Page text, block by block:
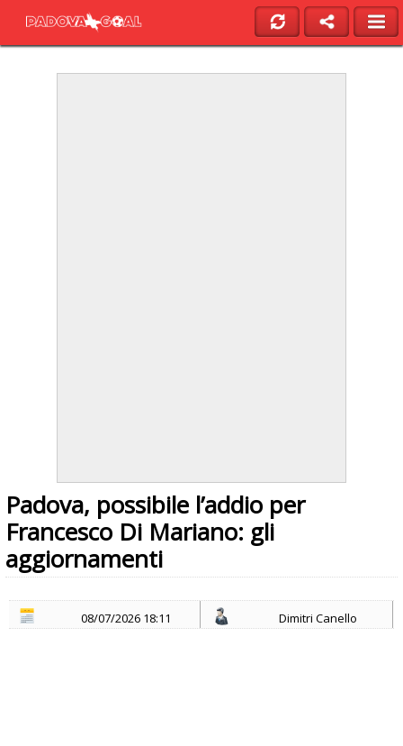
Padova, possibile l’addio per
Francesco Di Mariano: gli
aggiornamenti
08/07/2026 18:11 Dimitri Canello